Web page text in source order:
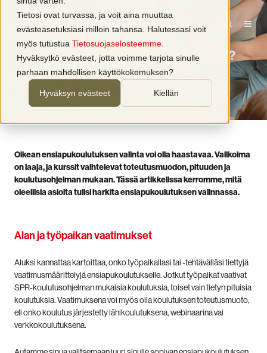
Tietosi ovat turvassa, ja voit aina muuttaa
evästeasetuksiasi milloin tahansa. Halutessasi voit
myös tutustua Tietosuojaselosteemme
Hyväksytkö evästeet, jotta voimme tarjota sinulle
parhaan mahdollisen käyttökokemuksen?
Hyväksyn evästeet Kiellän
Koulutus ensiapu
Miten valitsen oikean ensiapukoulutuksen?
kirjoittajaPresto Oy 3 min lukuaika 10.10.2025 10:32
Oikean ensiapukoulutuksen valinta voi olla haastavaa. Valikoima
on laaja, ja kurssit vaihtelevat toteutusmuodon, pituuden ja
koulutusohjelman mukaan. Tässä artikkelissa kerromme, mitä
oleellisia asioita tulisi harkita ensiapukoulutuksen valinnassa.
Alan ja työpaikan vaatimukset
Aluksi kannattaa kartoittaa, onko työpaikallasi tai -tehtävälläsi tiettyjä
vaatimusmäärittelyjä ensiapukoulutukselle. Jotkut työpaikat vaativat
SPR-koulutusohjelman mukaisia koulutuksia, toiset vain tietyn pituisia
koulutuksia. Vaatimuksena voi myös olla koulutuksen toteutusmuoto,
eli onko koulutus järjestetty lähikoulutuksena, webinaarina vai
verkkokoulutuksena.